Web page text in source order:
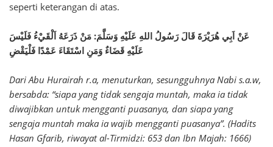
seperti keterangan di atas.
عَنْ اَبِي هُرَيْرَةَ قَالَ رَسُولُ اللهِ عَلَيْهِ وَسَلَّمَ: مَنْ ذَرَعَهُ اَلْقَيْءُ فَلَيْسَ
Dari Abu Hurairah r.a, menuturkan, sesungguhnya Nabi s.a.w,
bersabda: “siapa yang tidak sengaja muntah, maka ia tidak
diwajibkan untuk mengganti puasanya, dan siapa yang
sengaja muntah maka ia wajib mengganti puasanya”. (Hadits
Hasan Gfarib, riwayat al-Tirmidzi: 653 dan Ibn Majah: 1666)